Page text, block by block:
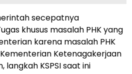
secepatnya
khusus masalah PHK yang
karena masalah PHK
Ketenagakerjaan
KSPSI saat ini